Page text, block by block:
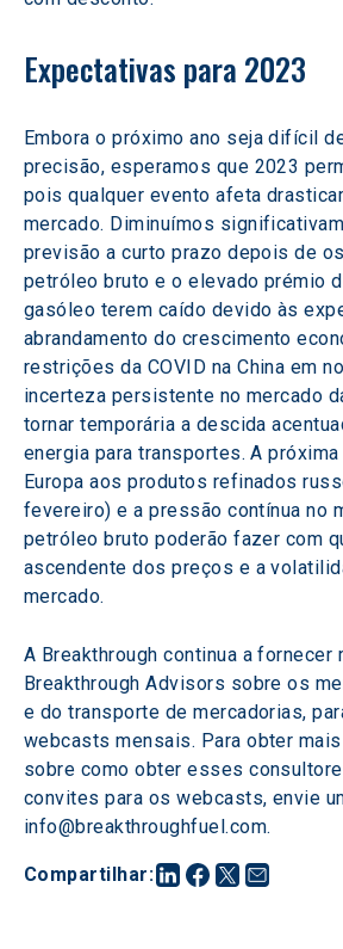
Compartilhar:
Expectativas para 2023
Embora o próximo ano seja difícil
precisão, esperamos que 2023
pois qualquer evento afeta
mercado. Diminuímos
previsão a curto prazo depois de
petróleo bruto e o elevado prémio
gasóleo terem caído devido às
abrandamento do crescimento
restrições da COVID na China em
incerteza persistente no mercado
tornar temporária a descida
energia para transportes. A
Europa aos produtos refinados
fevereiro) e a pressão contínua no
petróleo bruto poderão fazer com
ascendente dos preços e a
mercado.
A Breakthrough continua a fornecer
Breakthrough Advisors sobre os
e do transporte de mercadorias,
webcasts mensais. Para obter
sobre como obter esses
convites para os webcasts, envie
info@breakthroughfuel.com.